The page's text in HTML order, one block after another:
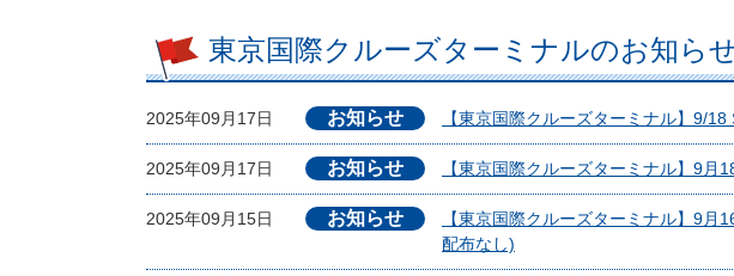
東京国際クルーズターミナルのお知ら
2025年09月17日 お知らせ 【東京国際クルーズターミナル】9/
2025年09月17日 お知らせ 【東京国際クルーズターミナル】9
2025年09月15日 お知らせ
【東京国際クルーズターミナル】9
配布なし)